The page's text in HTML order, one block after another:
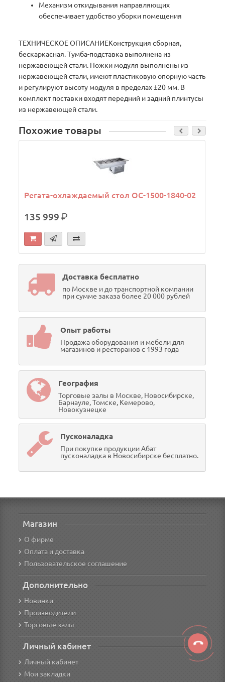
Механизм откидывания направляющих
обеспечивает удобство уборки помещения
ТЕХНИЧЕСКОЕ ОПИСАНИЕКонструкция сборная,
бескаркасная. Тумба-подставка выполнена из
нержавеющей стали. Ножки модуля выполнены из
нержавеющей стали, имеют пластиковую опорную часть
и регулируют высоту модуля в пределах ±20 мм. В
комплект поставки входят передний и задний плинтусы
из нержавеющей стали.
Похожие товары
Регата-охлаждаемый стол ОС-1500-1840-02
135 999р.
Доставка бесплатно
по Москве и до транспортной компании
при сумме заказа более 20 000 рублей
Опыт работы
Продажа оборудования и мебели для
магазинов и ресторанов с 1993 года
География
Торговые залы в Москве, Новосибирске,
Барнауле, Томске, Кемерово,
Новокузнецке
Пусконаладка
При покупке продукции Абат
пусконаладка в Новосибирске бесплатно.
Магазин
О фирме
Оплата и доставка
Пользовательское соглашение
Дополнительно
Новинки
Производители
Торговые залы
Личный кабинет
Личный кабинет
Мои закладки